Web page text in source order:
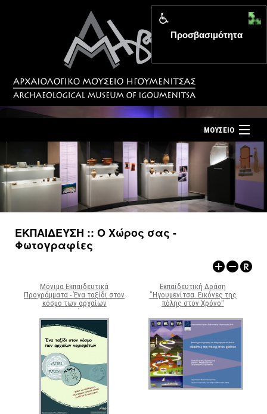
Αρχική σελίδα
Επίσκεψη
Επικοινωνία
Νέα
ΜΟΥΣΕΙΟ
ΤΟ ΜΟΥΣΕΙΟ
ΕΚΘΕΣΕΙΣ
ΕΚΔΟΣΕΙΣ
ΕΚΠΑΙΔΕΥΣΗ :: Ο Χώρος σας -
Φωτογραφίες
Μόνιμα Εκπαιδευτικά
Προγράμματα - Ένα ταξίδι στον
κόσμο των αρχαίων
νομισμάτων
Εκπαιδευτική Δράση
"Ηγουμενίτσα. Εικόνες της
πόλης στον Χρόνο"
Προσβασιμότητα